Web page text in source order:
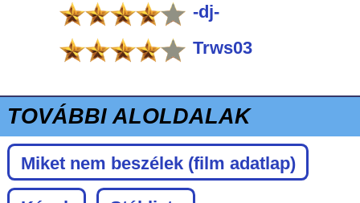
-dj-
Trws03
TOVÁBBI ALOLDALAK
Miket nem beszélek (film adatlap)